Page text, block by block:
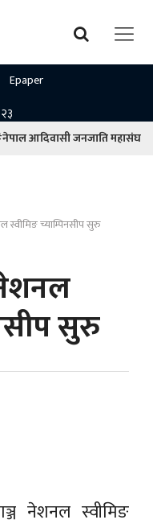
Epaper
आदिवासी जनजाति महासंघ
स्वीमिङ च्याम्पिनसीप सुरु
नेशनल
सुरु
नेशनल स्वीमिङ